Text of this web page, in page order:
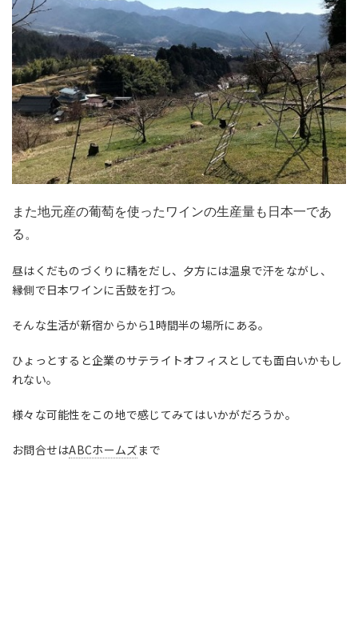
また地元産の葡萄を使ったワインの生産量も日本一であ
る。
昼はくだものづくりに精をだし、夕方には温泉で汗をながし、
縁側で日本ワインに舌鼓を打つ。
そんな生活が新宿からから1時間半の場所にある。
ひょっとすると企業のサテライトオフィスとしても面白いかもし
れない。
様々な可能性をこの地で感じてみてはいかがだろうか。
お問合せはABCホームズまで